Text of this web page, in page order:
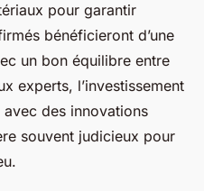
pour garantir
bénéficieront d’une
un bon équilibre entre
experts, l’investissement
des innovations
souvent judicieux pour